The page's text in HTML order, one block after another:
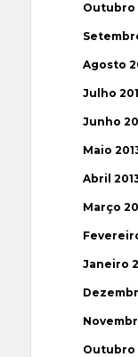
Outubro
Agosto
Julho
Junho
Maio
Abril
Março
Janeiro
Outubro